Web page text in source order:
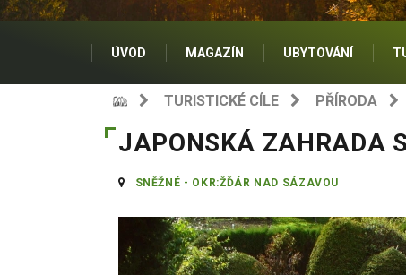
ÚVOD MAGAZÍN UBYTOVÁNÍ
TURISTICKÉ CÍLE PŘÍRODA
JAPONSKÁ ZAHRADA
SNĚŽNÉ - OKR:ŽĎÁR NAD SÁZAVOU